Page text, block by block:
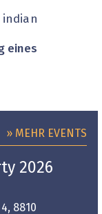
indian
eines
» MEHR EVENTS
2026
8810